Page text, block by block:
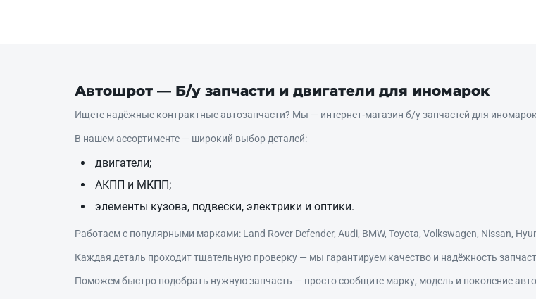
Автошрот — Б/у запчасти и двигатели для иномарок
Ищете надёжные контрактные автозапчасти? Мы — интернет‑магазин б/у запчастей для
В нашем ассортименте — широкий выбор деталей:
двигатели;
АКПП и МКПП;
элементы кузова, подвески, электрики и оптики.
Работаем с популярными марками: Land Rover Defender, Audi, BMW, Toyota, Volkswagen, Nissan,
Каждая деталь проходит тщательную проверку — мы гарантируем качество и надёжность
Поможем быстро подобрать нужную запчасть — просто сообщите марку, модель и поколение